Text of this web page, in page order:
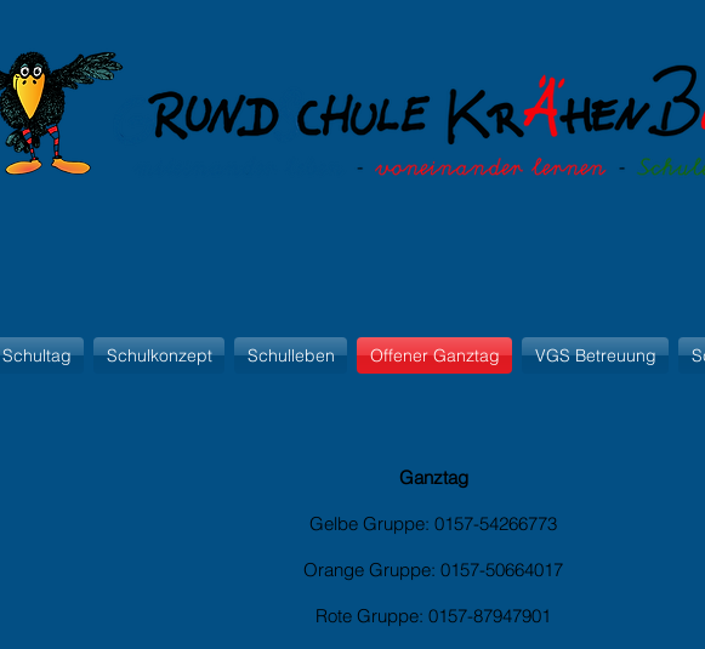
Schultag Schulkonzept Schulleben Offener Ganztag VGS Betreuung
Ganztag
Gelbe Gruppe: 0157-54266773
Orange Gruppe: 0157-50664017
Rote Gruppe: 0157-87947901